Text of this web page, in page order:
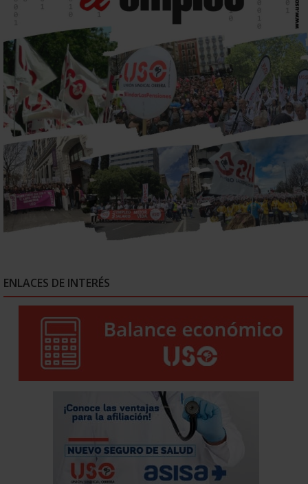
ENLACES DE INTERÉS